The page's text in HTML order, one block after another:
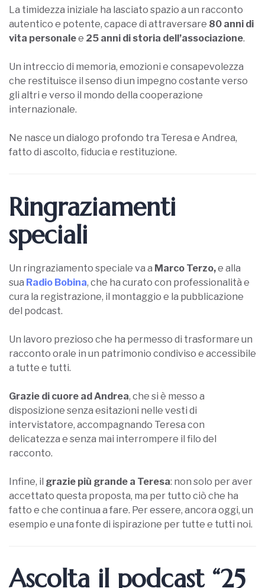
La timidezza iniziale ha lasciato spazio a un racconto
autentico e potente, capace di attraversare 80 anni di
vita personalee 25 anni di storia dell’associazione.
Un intreccio di memoria, emozioni e consapevolezza
che restituisce il senso di un impegno costante verso
gli altri e verso il mondo della cooperazione
internazionale.
Ne nasce un dialogo profondo tra Teresa e Andrea,
fatto di ascolto, fiducia e restituzione.
Ringraziamenti
speciali
Un ringraziamento speciale va a Marco Terzo,e alla
sua Radio Bobina, che ha curato con professionalità e
cura la registrazione, il montaggio e la pubblicazione
del podcast.
Un lavoro prezioso che ha permesso di trasformare un
racconto orale in un patrimonio condiviso e accessibile
a tutte e tutti.
Grazie di cuore ad Andrea, che si è messo a
disposizione senza esitazioni nelle vesti di
intervistatore, accompagnando Teresa con
delicatezza e senza mai interrompere il filo del
racconto.
Infine, il grazie più grande a Teresa: non solo per aver
accettato questa proposta, ma per tutto ciò che ha
fatto e che continua a fare. Per essere, ancora oggi, un
esempio e una fonte di ispirazione per tutte e tutti noi.
Ascolta il podcast “25